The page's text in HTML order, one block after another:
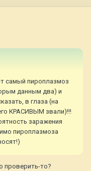
самый пироплазмоз
данным два) и
в глаза (на
КРАСИВЫМ звали)!!!
заражения
пироплазмоза
проверить-то?